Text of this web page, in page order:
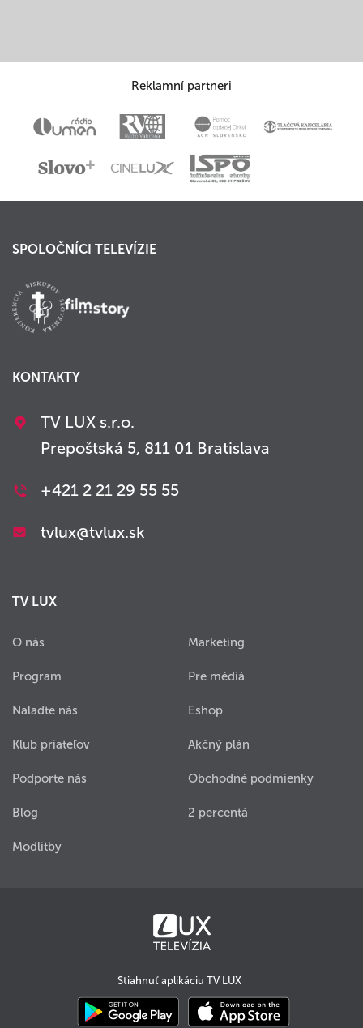
Reklamní partneri
SPOLOČNÍCI TELEVÍZIE
KONTAKTY
TV LUX s.r.o.
Prepoštská 5, 811 01 Bratislava
+421 2 21 29 55 55
tvlux@tvlux.sk
TV LUX
O nás
Program
Nalaďte nás
Klub priateľov
Podporte nás
Blog
Modlitby
Marketing
Pre médiá
Eshop
Akčný plán
Obchodné podmienky
2 percentá
Stiahnuť aplikáciu TV LUX